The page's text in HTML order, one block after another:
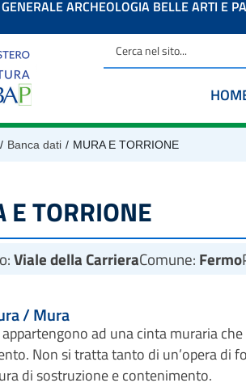
ARCHEOLOGIA BELLE ARTI E
/ Banca dati / MURA E TORRIONE
E TORRIONE
Viale della CarrieraComune: Fermo
/ Mura
ad una cinta muraria
Non si tratta tanto di un’opera di
di sostruzione e contenimento.